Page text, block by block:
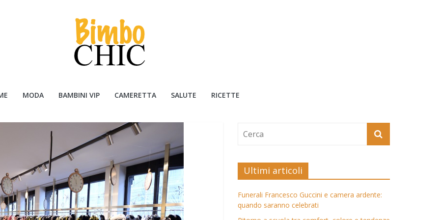
MODA BAMBINI VIP CAMERETTA SALUTE RICETTE
Ultimi articoli
Funerali Francesco Guccini e camera ardente:
quando saranno celebrati